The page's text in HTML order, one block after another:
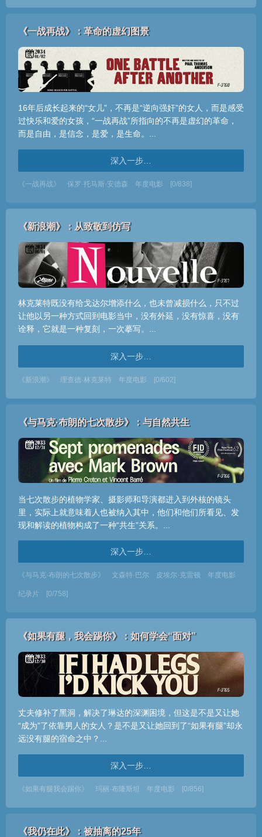
《一战再战》：革命的虚幻图景
16年后成长起来的“女儿”，不再是“逆向强奸”的女人，而是感受
过快乐和爱的女孩，“一战再战”所指向的不再是虚幻的革命，
而是自由，是信念，是爱，是生命。...
深入一步…
《一战再战》 保罗·托马斯·安德森 年度电影 [0/838]
《新浪潮》：从致敬到仿写
林克莱特既没有给戈达尔增添什么，也未曾减损什么，只不过
让他以另一种方式回到电影当中，没有外延，没有惊喜，没有
诠释，它就是一种复刻，一次摹写。...
深入一步…
《新浪潮》 理查德·林克莱特 年度电影 [0/602]
《与马克·布朗的七次散步》：与自然共生
当七次散步的植物学家、摄影师和导演都进入到外核的镜头
里，实际上就意味着人也被纳入其中，他们和他们所看见、发
现和解读的植物构成了一种“共生”关系。...
深入一步…
《与马克·布朗的七次散步》 文森特·巴尔 皮埃尔·克雷顿 年度电影
纪录片 [0/758]
《如果有腿，我会踢你》：如何学会“面对”
丈夫修补了黑洞，解决了琳达的深渊困境，但这是不是又让她
“成为”了依靠男人的女人？是不是又让她回到了“如果有腿”却永
远没有腿的宿命之中？...
深入一步…
《如果有腿我会踢你》 玛丽·布隆斯坦 年度电影 [0/856]
《我仍在此》：被抽离的25年